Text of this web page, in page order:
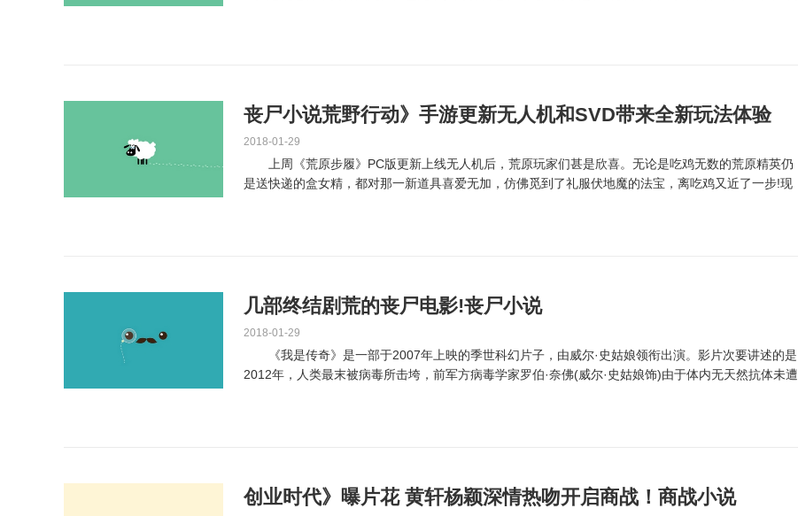
丧尸小说荒野行动》手游更新无人机和SVD带来全新玩法体验
2018-01-29
上周《荒原步履》PC版更新上线无人机后，荒原玩家们甚是欣喜。无论是吃鸡无数的荒原精英仍
是送快递的盒女精，都对那一新道具喜爱无加，仿佛觅到了礼服伏地魔的法宝，离吃鸡又近了一步!现
几部终结剧荒的丧尸电影!丧尸小说
2018-01-29
《我是传奇》是一部于2007年上映的季世科幻片子，由威尔·史姑娘领衔出演。影片次要讲述的是
2012年，人类最末被病毒所击垮，前军方病毒学家罗伯·奈佛(威尔·史姑娘饰)由于体内无天然抗体未遭
创业时代》曝片花 黄轩杨颖深情热吻开启商战！商战小说